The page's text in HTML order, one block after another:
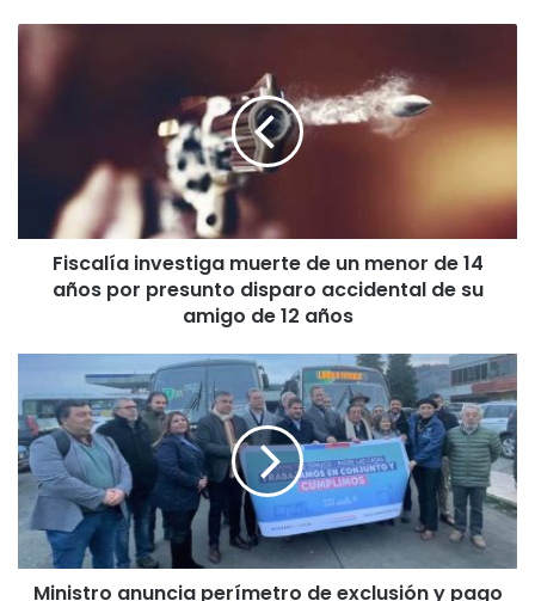
F
i
g
a
m
u
Fiscalía investiga muerte de un menor de 14
años por presunto disparo accidental de su
amigo de 12 años
n
i
s
t
r
a
Ministro anuncia perímetro de exclusión y pago